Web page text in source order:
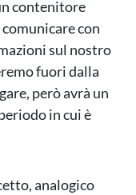
contenitore
con
sul nostro
fuori dalla
però avrà un
in cui è
analogico